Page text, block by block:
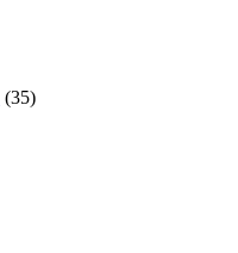
(35)